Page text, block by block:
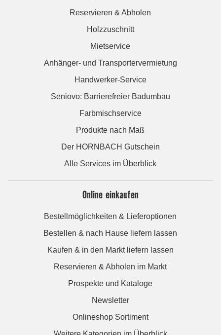
Reservieren & Abholen
Holzzuschnitt
Mietservice
Anhänger- und Transportervermietung
Handwerker-Service
Seniovo: Barrierefreier Badumbau
Farbmischservice
Produkte nach Maß
Der HORNBACH Gutschein
Alle Services im Überblick
Online einkaufen
Bestellmöglichkeiten & Lieferoptionen
Bestellen & nach Hause liefern lassen
Kaufen & in den Markt liefern lassen
Reservieren & Abholen im Markt
Prospekte und Kataloge
Newsletter
Onlineshop Sortiment